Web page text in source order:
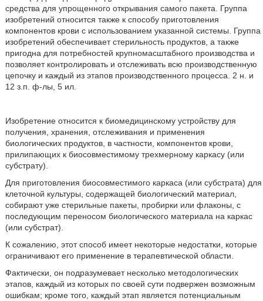
средства для упрощенного открывания самого пакета. Группа
изобретений относится также к способу приготовления
компонентов крови с использованием указанной системы. Группа
изобретений обеспечивает стерильность продуктов, а также
пригодна для потребностей крупномасштабного производства и
позволяет контролировать и отслеживать всю производственную
цепочку и каждый из этапов производственного процесса. 2 н. и
12 з.п. ф-лы, 5 ил.
Изобретение относится к биомедицинскому устройству для
получения, хранения, отслеживания и применения
биологических продуктов, в частности, компонентов крови,
прилипающих к биосовместимому трехмерному каркасу (или
субстрату).
Для приготовления биосовместимого каркаса (или субстрата) для
клеточной культуры, содержащей биологический материал,
собирают уже стерильные пакеты, пробирки или флаконы, с
последующим переносом биологического материала на каркас
(или субстрат).
К сожалению, этот способ имеет некоторые недостатки, которые
ограничивают его применение в терапевтической области.
Фактически, он подразумевает несколько методологических
этапов, каждый из которых по своей сути подвержен возможным
ошибкам; кроме того, каждый этап является потенциальным